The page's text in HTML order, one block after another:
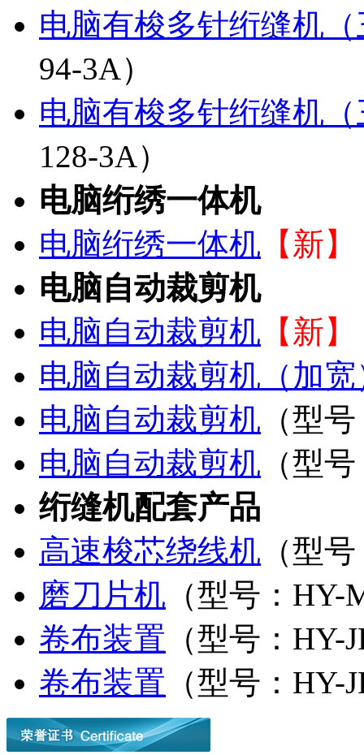
电脑有梭多针绗缝机
94-3A）
电脑有梭多针绗缝机
128-3A）
电脑绗绣一体机
电脑绗绣一体机 【新】
电脑自动裁剪机
电脑自动裁剪机 【新】
电脑自动裁剪机（加宽
电脑自动裁剪机 （型
电脑自动裁剪机 （型
绗缝机配套产品
高速梭芯绕线机 （型
磨刀片机 （型号：HY-
卷布装置 （型号：HY-
卷布装置 （型号：HY-